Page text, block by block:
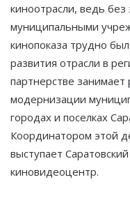
киноотрасли, ведь без
муниципальными
кинопоказа трудно
развития отрасли в
партнерстве
модернизации
городах и поселках
Координатором этой
выступает
киновидеоцентр.